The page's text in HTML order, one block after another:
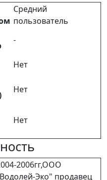
Средний
пользователь
-
Нет
Нет
Нет
2006гг,ООО
Эко" продавец